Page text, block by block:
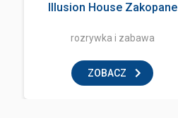
Illusion House Zakopane
rozrywka i zabawa
ZOBACZ